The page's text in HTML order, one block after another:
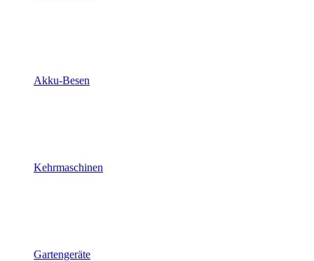
Akku-Besen
Kehrmaschinen
Gartengeräte